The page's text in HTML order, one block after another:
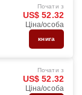
Почати з
US$ 52.32
Ціна/особа
книга
Почати з
US$ 52.32
Ціна/особа